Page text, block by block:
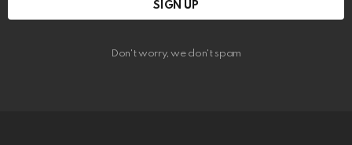
Don't worry, we don't spam